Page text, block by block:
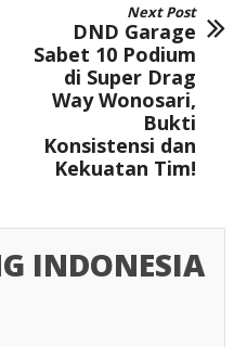
Next Post
DND Garage
Sabet 10 Podium
di Super Drag
Way Wonosari,
Bukti
Konsistensi dan
Kekuatan Tim!
INDONESIA